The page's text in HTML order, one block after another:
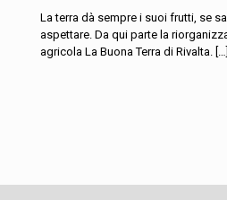
La terra dà sempre i suoi frutti, se
aspettare. Da qui parte la
agricola La Buona Terra di Rivalta.